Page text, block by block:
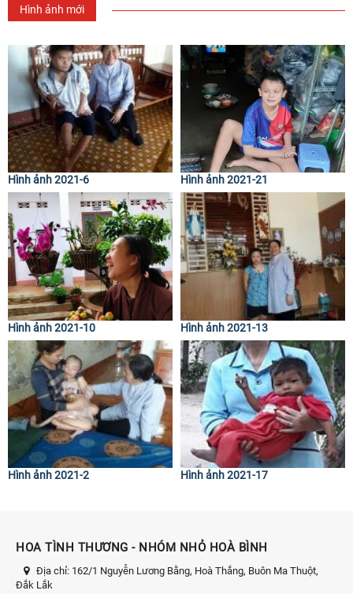
Hình ảnh mới
Hình ảnh 2021-6 Hình ảnh 2021-21
Hình ảnh 2021-10 Hình ảnh 2021-13
Hình ảnh 2021-2 Hình ảnh 2021-17
HOA TÌNH THƯƠNG - NHÓM NHỎ HOÀ BÌNH
Địa chỉ: 162/1 Nguyễn Lương Bằng, Hoà Thắng, Buôn Ma Thuột,
Đắk Lắk